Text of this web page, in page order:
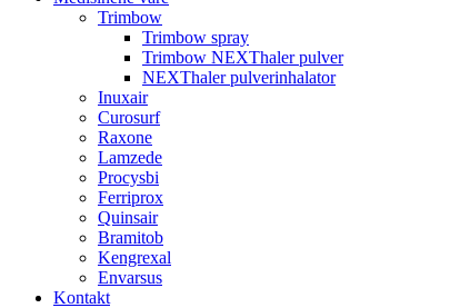
Trimbow
Trimbow spray
Trimbow NEXThaler pulver
NEXThaler pulverinhalator
Inuxair
Curosurf
Raxone
Lamzede
Procysbi
Ferriprox
Quinsair
Bramitob
Kengrexal
Envarsus
Kontakt